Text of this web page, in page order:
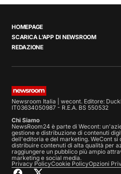
HOMEPAGE
SCARICA L’APP DI NEWSROOM
REDAZIONE
Newsroom Italia | wecont. Editore:
IT03634050987 - R.E.A. BS 550532
Chi Siamo
NewsRoom24 è parte di Wecont:
gestione e distribuzione di contenuti
dell'editoria e del marketing. WeCont
distribuire contenuti di alta qualità per
raggiungere un pubblico più ampio
marketing e social media.
Privacy PolicyCookie PolicyOpzioni